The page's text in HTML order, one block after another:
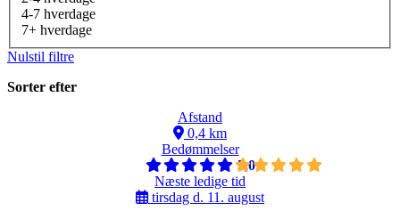
4-7 hverdage
7+ hverdage
Nulstil filtre
Sorter efter
Afstand
0,4 km
Bedømmelser
5,0
Næste ledige tid
tirsdag d. 11. august